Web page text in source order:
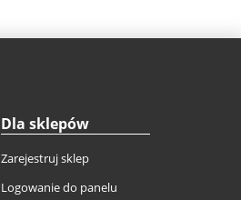
Dla sklepów
Zarejestruj sklep
Logowanie do panelu